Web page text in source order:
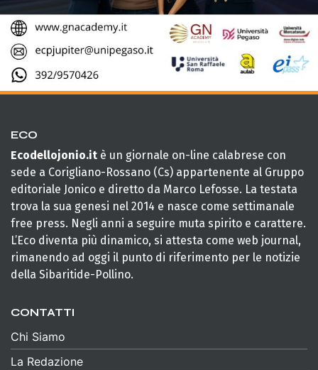
ECO
Ecodellojonio.it è un giornale on-line calabrese con
sede a Corigliano-Rossano (Cs) appartenente al Gruppo
editoriale Jonico e diretto da Marco Lefosse. La testata
trova la sua genesi nel 2014 e nasce come settimanale
free press. Negli anni a seguire muta spirito e carattere.
L’Eco diventa più dinamico, si attesta come web journal,
rimanendo ad oggi il punto di riferimento per le notizie
della Sibaritide-Pollino.
CONTATTI
Chi Siamo
La Redazione